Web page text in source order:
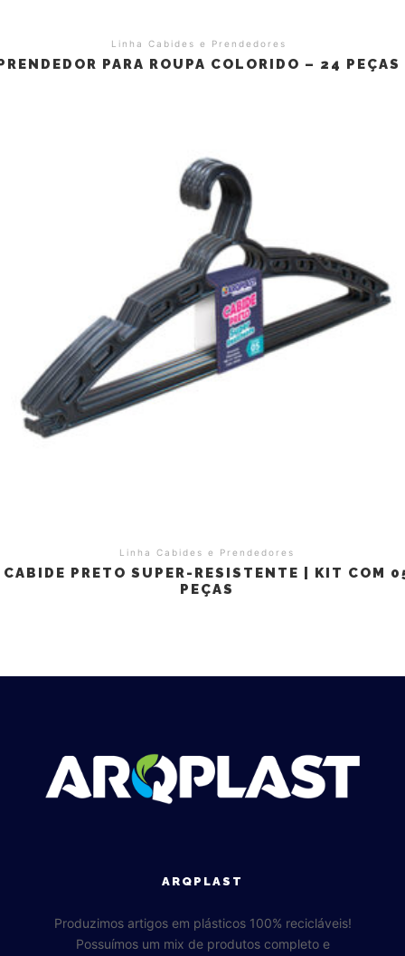
Linha Cabides e Prendedores
PARA ROUPA COLORIDO – 24 PEÇAS
Linha Cabides e Prendedores
CABIDE PRETO SUPER-RESISTENTE | KIT COM
PEÇAS
ARQPLAST
Produzimos artigos em plásticos 100% recicláveis!
Possuímos um mix de produtos completo e